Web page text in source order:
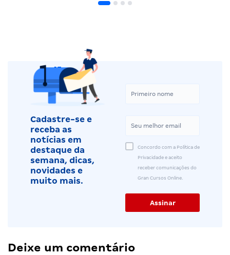
Cadastre-se e
receba as
notícias em
destaque da
semana, dicas,
novidades e
muito mais.
Concordo com a Política de
Privacidade e aceito
receber comunicações do
Gran Cursos Online.
Deixe um comentário